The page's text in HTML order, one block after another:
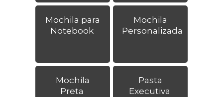
Mochila para
Notebook
Mochila
Personalizada
Mochila
Preta
Pasta
Executiva